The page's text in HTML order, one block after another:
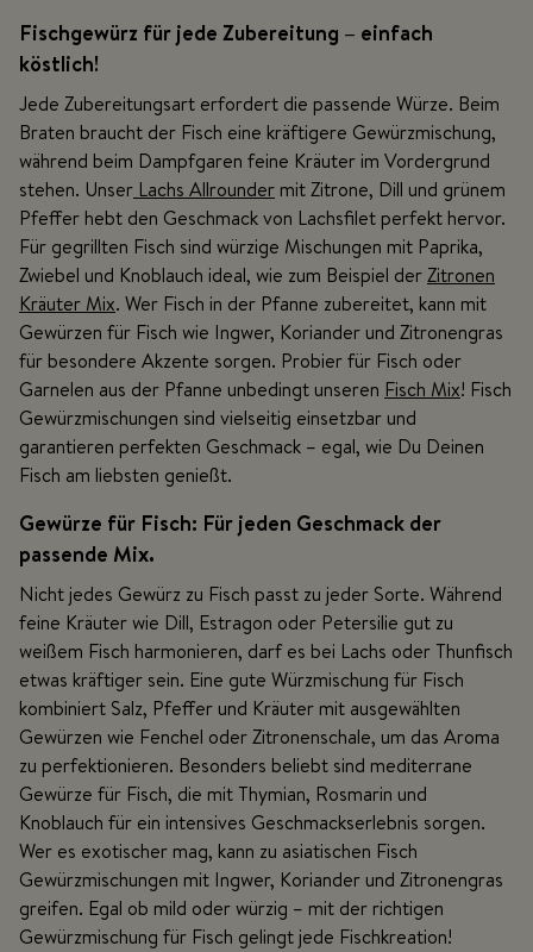
Fischgewürz für jede Zubereitung – einfach
köstlich!
Jede Zubereitungsart erfordert die passende Würze. Beim
Braten braucht der Fisch eine kräftigere Gewürzmischung,
während beim Dampfgaren feine Kräuter im Vordergrund
stehen. Unser Lachs Allrounder mit Zitrone, Dill und grünem
Pfeffer hebt den Geschmack von Lachsfilet perfekt hervor.
Für gegrillten Fisch sind würzige Mischungen mit Paprika,
Zwiebel und Knoblauch ideal, wie zum Beispiel derZitronen
Kräuter Mix. Wer Fisch in der Pfanne zubereitet, kann mit
Gewürzen für Fisch wie Ingwer, Koriander und Zitronengras
für besondere Akzente sorgen. Probier für Fisch oder
Garnelen aus der Pfanne unbedingt unseren Fisch Mix! Fisch
Gewürzmischungen sind vielseitig einsetzbar und
garantieren perfekten Geschmack – egal, wie Du Deinen
Fisch am liebsten genießt.
Gewürze für Fisch: Für jeden Geschmack der
passende Mix.
Nicht jedes Gewürz zu Fisch passt zu jeder Sorte. Während
feine Kräuter wie Dill, Estragon oder Petersilie gut zu
weißem Fisch harmonieren, darf es bei Lachs oder Thunfisch
etwas kräftiger sein. Eine gute Würzmischung für Fisch
kombiniert Salz, Pfeffer und Kräuter mit ausgewählten
Gewürzen wie Fenchel oder Zitronenschale, um das Aroma
zu perfektionieren. Besonders beliebt sind mediterrane
Gewürze für Fisch, die mit Thymian, Rosmarin und
Knoblauch für ein intensives Geschmackserlebnis sorgen.
Wer es exotischer mag, kann zu asiatischen Fisch
Gewürzmischungen mit Ingwer, Koriander und Zitronengras
greifen. Egal ob mild oder würzig – mit der richtigen
Gewürzmischung für Fisch gelingt jede Fischkreation!